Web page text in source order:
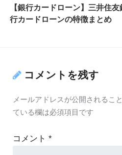
【銀行カードローン】三井住友
行カードローンの特徴まとめ
コメントを残す
メールアドレスが公開されるこ
ている欄は必須項目です
コメント *